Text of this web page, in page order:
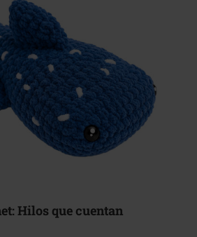
Hilos que cuentan